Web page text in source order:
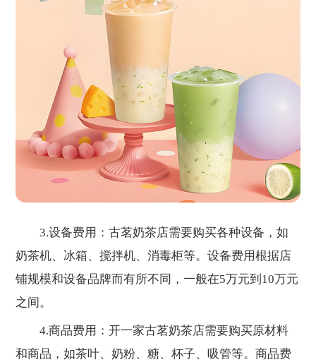
3.设备费用：古茗奶茶店需要购买各种设备，如
奶茶机、冰箱、搅拌机、消毒柜等。设备费用根据店
铺规模和设备品牌而有所不同，一般在5万元到10万元
之间。
4.商品费用：开一家古茗奶茶店需要购买原材料
和商品，如茶叶、奶粉、糖、杯子、吸管等。商品费